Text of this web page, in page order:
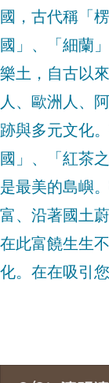
國，古代稱「
國」、「細蘭
樂土，自古以
人、歐洲人、
跡與多元文化
國」、「紅茶
是最美的島嶼
富、沿著國土
在此富饒生生
化。在在吸引